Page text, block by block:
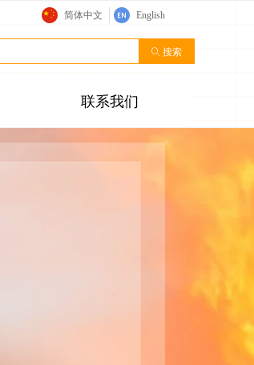
ꄠ 搜索
简体中文 English
联系我们